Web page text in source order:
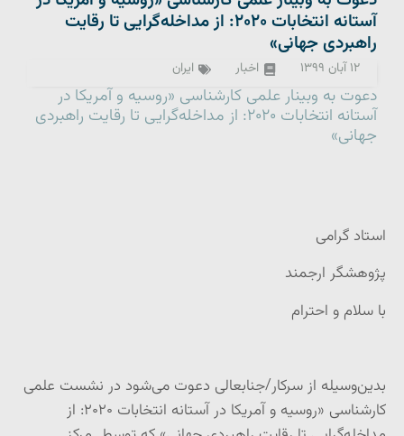
آستانه انتخابات ۲۰۲۰: از مداخله‌گرایی تا رقایت
راهبردی جهانی»
۱۲ آبان ۱۳۹۹ اخبار ایران
دعوت به وبینار علمی کارشناسی «روسیه و آمریکا در
آستانه انتخابات ۲۰۲۰: از مداخله‌گرایی تا رقایت راهبردی
جهانی»
استاد گرامی
پژوهشگر ارجمند
با سلام و احترام
بدین‌وسیله از سرکار/جنابعالی دعوت می‌شود در نشست علمی
کارشناسی «روسیه و آمریکا در آستانه انتخابات ۲۰۲۰: از